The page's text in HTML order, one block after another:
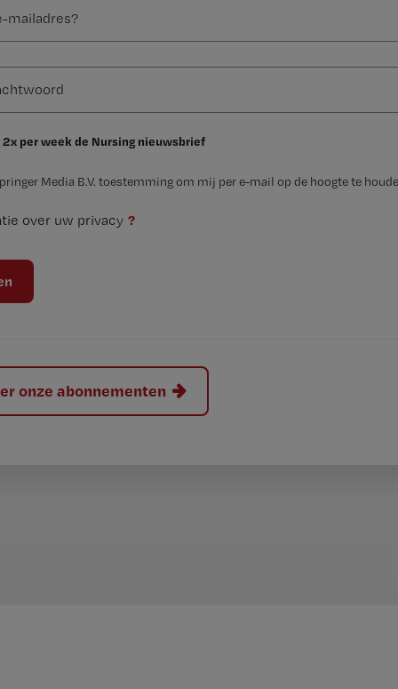
2x per week de Nursing nieuwsbrief
Media B.V. toestemming om mij per e-mail op de hoogte te
over uw privacy ?
onze abonnementen